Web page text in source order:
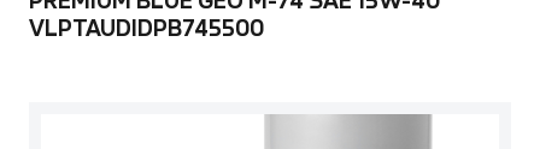
VLPTAUDIDPB745500